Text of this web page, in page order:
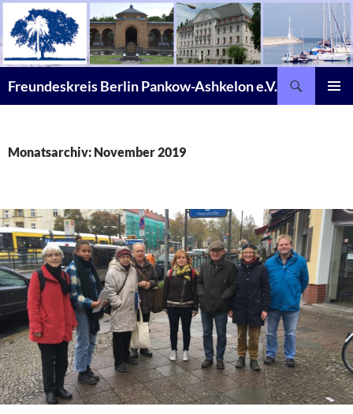
Zum
Inhalt
springen
Freundeskreis Berlin Pankow-Ashkelon e.V.
Monatsarchiv: November 2019